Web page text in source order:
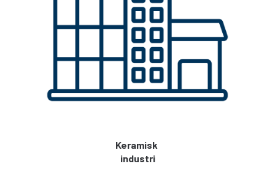
Keramisk
industri